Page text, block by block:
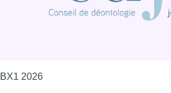
BX1 2026